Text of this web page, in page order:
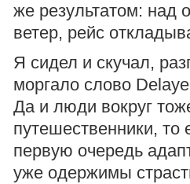
же результатом: над
ветер, рейс
Я сидел и скучал,
моргало слово
Да и люди вокруг
путешественники,
первую очередь
уже одержимы